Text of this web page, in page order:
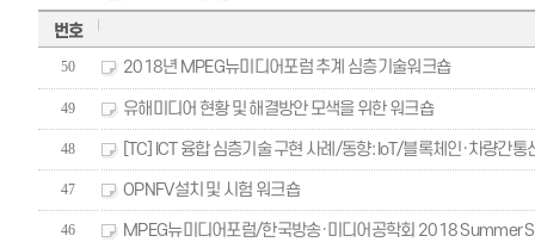
번호
50 2018년 MPEG뉴미디어포럼 추계 심층기술워크숍
49 유해미디어 현황 및 해결방안 모색을 위한 워크숍
48 [TC] ICT 융합 심층기술 구현 사례/동향: IoT/블록체인·차량간통
47 OPNFV설치 및 시험 워크숍
46 MPEG뉴미디어포럼/한국방송·미디어공학회 2018 Summer